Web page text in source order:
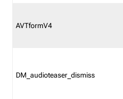
AVTformV4
DM_audioteaser_dismiss